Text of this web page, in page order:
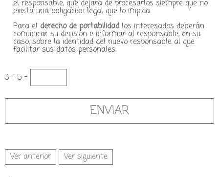
el responsable, que dejará de procesarlos siempre que no
exista una obligación legal que lo impida.
Para el derecho de portabilidadlos interesados deberán
comunicar su decisión e informar al responsable, en su
caso, sobre la identidad del nuevo responsable al que
facilitar sus datos personales.
3 + 5 =
Ver anterior Ver siguiente